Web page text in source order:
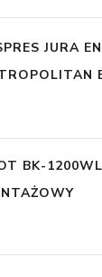
JURA
BK-